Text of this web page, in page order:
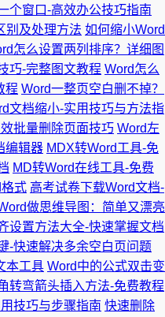
个窗口-高效办公技巧指南
别及处理方法 如何缩小Word
怎么设置两列排序？详细图
巧-完整图文教程 Word怎么
程 Word一整页空白删不掉？
文档缩小-实用技巧与方法指
批量删除页面技巧 Word左
编辑器 MDX转Word工具-免
MD转Word在线工具-免费
式 高考试卷下载Word文档-
做思维导图：简单又漂亮
设置方法大全-快速掌握文档
-快速解决多余空白页问题
本工具 Word中的公式双击变
转弯箭头插入方法-免费教程
技巧与步骤指南 快速删除